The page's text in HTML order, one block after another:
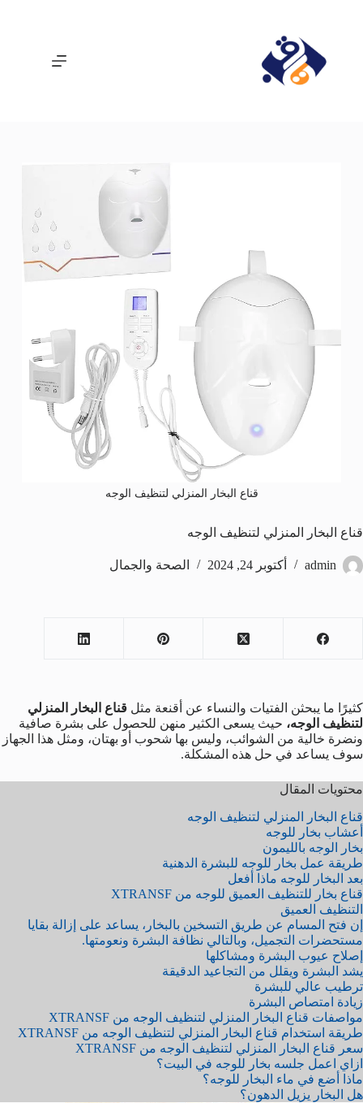
قناع البخار المنزلي لتنظيف الوجه
قناع البخار المنزلي لتنظيف الوجه
admin أكتوبر 24, 2024 الصحة والجمال
كثيرًا ما يبحثن الفتيات والنساء عن أقنعة مثل قناع البخار المنزلي
لتنظيف الوجه، حيث يسعى الكثير منهن للحصول على بشرة صافية
ونضرة خالية من الشوائب، وليس بها شحوب أو بهتان، ومثل هذا الجهاز
سوف يساعد في حل هذه المشكلة.
محتويات المقال
قناع البخار المنزلي لتنظيف الوجه
أعشاب بخار للوجه
بخار الوجه بالليمون
طريقة عمل بخار للوجه للبشرة الدهنية
بعد البخار للوجه ماذا أفعل
قناع بخار للتنظيف العميق للوجه من XTRANSF
التنظيف العميق
إن فتح المسام عن طريق التسخين بالبخار، يساعد على إزالة بقايا
مستحضرات التجميل، وبالتالي نظافة البشرة ونعومتها.
إصلاح عيوب البشرة ومشاكلها
يشد البشرة ويقلل من التجاعيد الدقيقة
ترطيب عالي للبشرة
زيادة امتصاص البشرة
مواصفات قناع البخار المنزلي لتنظيف الوجه من XTRANSF
طريقة استخدام قناع البخار المنزلي لتنظيف الوجه من XTRANSF
سعر قناع البخار المنزلي لتنظيف الوجه من XTRANSF
ازاي اعمل جلسه بخار للوجه في البيت؟
ماذا أضع في ماء البخار للوجه؟
هل البخار يزيل الدهون؟